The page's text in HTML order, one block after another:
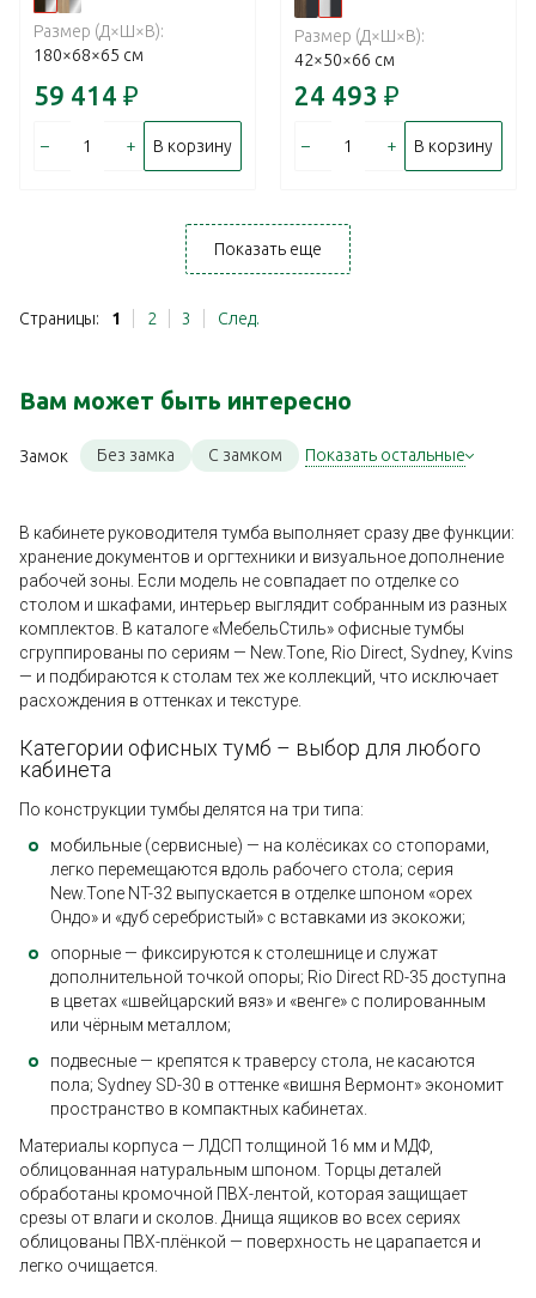
Размер (Д×Ш×В):
180×68×65 см
59 414 ₽
– + В корзину
Размер (Д×Ш×В):
42×50×66 см
24 493 ₽
– + В корзину
Показать еще
Страницы: 1 2 3 След.
Вам может быть интересно
Замок Без замка С замком Показать остальные
В кабинете руководителя тумба выполняет сразу две функции:
хранение документов и оргтехники и визуальное дополнение
рабочей зоны. Если модель не совпадает по отделке со
столом и шкафами, интерьер выглядит собранным из разных
комплектов. В каталоге «МебельСтиль» офисные тумбы
сгруппированы по сериям — New.Tone, Rio Direct, Sydney, Kvins
— и подбираются к столам тех же коллекций, что исключает
расхождения в оттенках и текстуре.
Категории офисных тумб – выбор для любого
кабинета
По конструкции тумбы делятся на три типа:
мобильные (сервисные) — на колёсиках со стопорами,
легко перемещаются вдоль рабочего стола; серия
New.Tone NT-32 выпускается в отделке шпоном «орех
Ондо» и «дуб серебристый» с вставками из экокожи;
опорные — фиксируются к столешнице и служат
дополнительной точкой опоры; Rio Direct RD-35 доступна
в цветах «швейцарский вяз» и «венге» с полированным
или чёрным металлом;
подвесные — крепятся к траверсу стола, не касаются
пола; Sydney SD-30 в оттенке «вишня Вермонт» экономит
пространство в компактных кабинетах.
Материалы корпуса — ЛДСП толщиной 16 мм и МДФ,
облицованная натуральным шпоном. Торцы деталей
обработаны кромочной ПВХ-лентой, которая защищает
срезы от влаги и сколов. Днища ящиков во всех сериях
облицованы ПВХ-плёнкой — поверхность не царапается и
легко очищается.